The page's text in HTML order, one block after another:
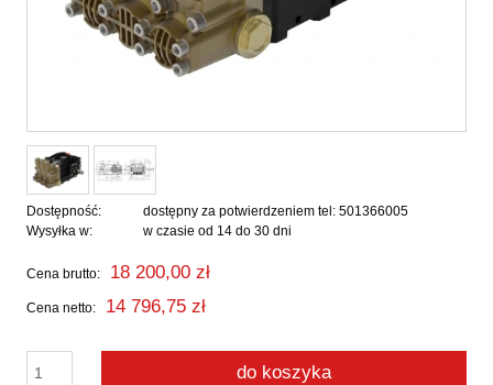
Dostępność:
dostępny za potwierdzeniem tel: 501366005
Wysyłka w:
w czasie od 14 do 30 dni
Cena brutto: 18 200,00 zł
Cena netto: 14 796,75 zł
do koszyka